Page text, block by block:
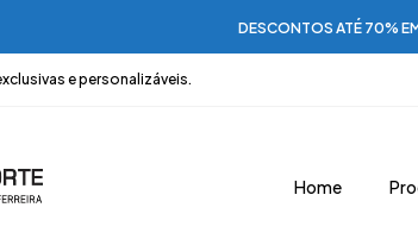
DESCONTOS ATÉ 70%
e personalizáveis.
Home